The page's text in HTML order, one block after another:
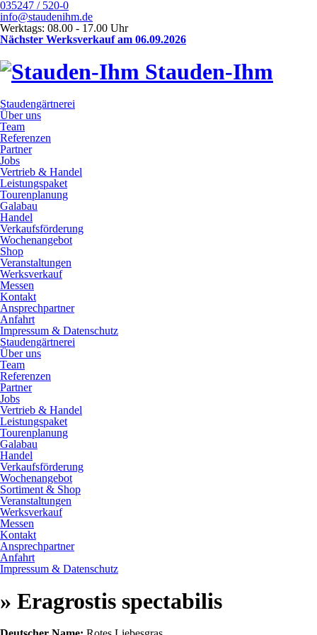
035247 / 520-0
info@staudenihm.de
Werktags: 08.00 - 17.00 Uhr
Nächster Werksverkauf am 06.09.2026
Stauden-Ihm
Staudengärtnerei
Über uns
Team
Referenzen
Partner
Jobs
Vertrieb & Handel
Leistungspaket
Tourenplanung
Galabau
Handel
Verkaufsförderung
Wochenangebot
Shop
Veranstaltungen
Werksverkauf
Messen
Kontakt
Ansprechpartner
Anfahrt
Impressum & Datenschutz
Staudengärtnerei
Über uns
Team
Referenzen
Partner
Jobs
Vertrieb & Handel
Leistungspaket
Tourenplanung
Galabau
Handel
Verkaufsförderung
Wochenangebot
Sortiment & Shop
Veranstaltungen
Werksverkauf
Messen
Kontakt
Ansprechpartner
Anfahrt
Impressum & Datenschutz
» Eragrostis spectabilis